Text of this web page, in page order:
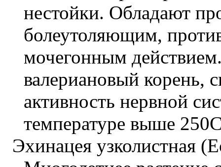
нестойки. Обладают
болеутоляющим,
мочегонным
валериановый корень,
активность нервной
температуре выше
Эхинацея узколистная